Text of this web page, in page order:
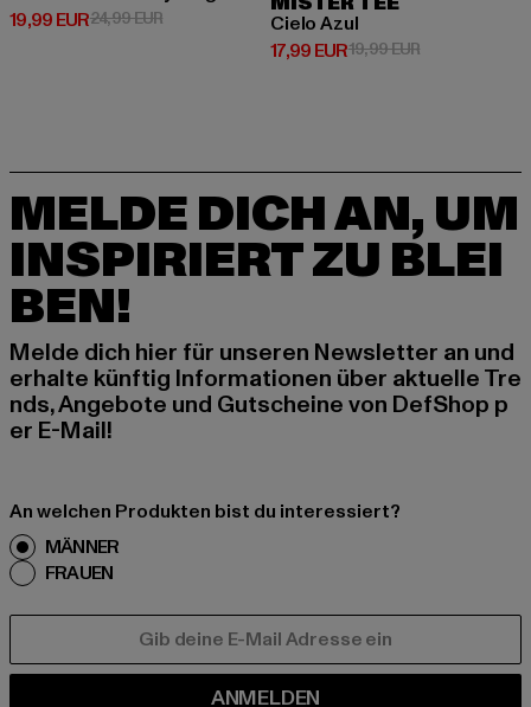
19,99 EUR
Derzeitiger Preis: 19,99 EUR
24,99 EURAktionspreis: 24,99 EUR
Cielo Azul
17,99 EUR
Derzeitiger Preis: 17,99 EUR
19,99 EURAktionspreis:
MELDE DICH AN, UM
INSPIRIERT ZU BLEI
BEN!
Melde dich hier für unseren Newsletter an und
erhalte künftig Informationen über aktuelle Tre
nds, Angebote und Gutscheine von DefShop p
er E-Mail!
An welchen Produkten bist du interessiert?
MÄNNER
FRAUEN
ANMELDEN